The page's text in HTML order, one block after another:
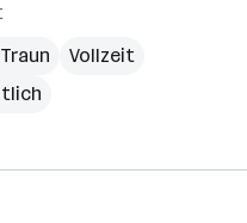
Vollzeit